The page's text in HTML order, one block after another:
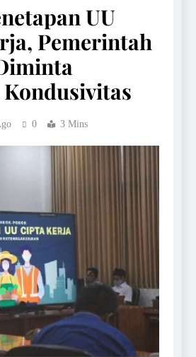
UU
Pemerintah
0 3 Mins